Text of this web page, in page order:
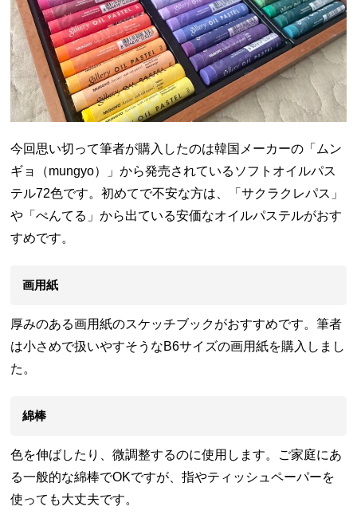
今回思い切って筆者が購入したのは韓国メーカーの「ムン
ギョ（mungyo）」から発売されているソフトオイルパス
テル72色です。初めてで不安な方は、「サクラクレパス」
や「ぺんてる」から出ている安価なオイルパステルがおす
すめです。
画用紙
厚みのある画用紙のスケッチブックがおすすめです。筆者
は小さめで扱いやすそうなB6サイズの画用紙を購入しまし
た。
綿棒
色を伸ばしたり、微調整するのに使用します。ご家庭にあ
る一般的な綿棒でOKですが、指やティッシュペーパーを
使っても大丈夫です。